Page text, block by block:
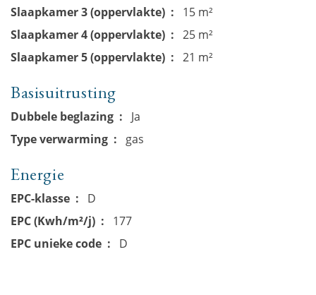
Slaapkamer 3 (oppervlakte)
15 m²
Slaapkamer 4 (oppervlakte)
25 m²
Slaapkamer 5 (oppervlakte)
21 m²
Basisuitrusting
Dubbele beglazing
Ja
Type verwarming
gas
Energie
EPC-klasse
D
EPC (Kwh/m²/j)
177
EPC unieke code
D